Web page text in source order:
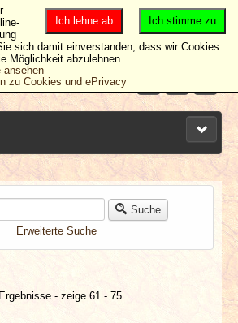
Suche
Erweiterte Suche
- zeige 61 - 75
Ich stimme zu
Ich lehne ab
sich damit einverstanden, dass wir Cookies
Möglichkeit abzulehnen.
ansehen
zu Cookies und ePrivacy